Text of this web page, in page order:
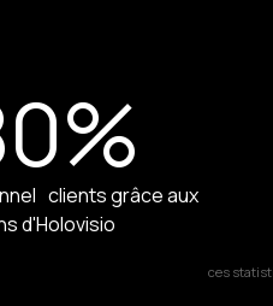
%
clients grâce aux
d'Holovisio
ces